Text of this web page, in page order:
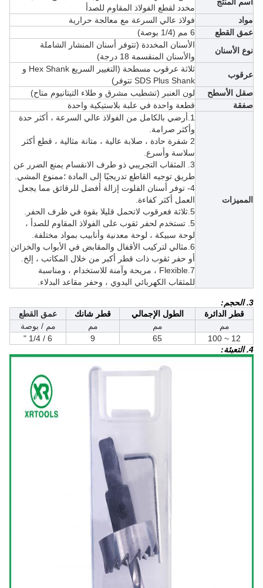
مخدد لقطع الفولاذ المقاوم للصدأ
مواد
فولاذ عالي السرعة مع معالجة حرارية
عمق القطع
نوع الأسنان
الأسنان المخددة (تتوفر أسنان المنشار الشاملة
والأسنان المنقسمة 18 درجة)
عرقوب
ثلاثة عرقوب مسطحة (
التغيير السريع Hex Shank و
SDS Plus Shank تتوفر)
صقل الأسطح
لون العنبر (تشطيب مشرق وطلاء التيتانيوم متاح)
صفقة
قطعة واحدة في علبة بلاستيكية واحدة
المميزات
1.أرضي بالكامل من الفولاذ عالي السرعة ، أكثر حدة
وأكثر صرامة.
2 شفرة حادة ، صلابة عالية ، متانة مثالية ، قطع أكثر
سلاسة وأسرع.
3. المثقاب التجريبي ذو طرف الانقسام يمنع الضرر عن
طريق توجيه القاطع تدريجيًا إلى المادة ؛ممنوع المشي.
4- توفر أسنان الفلوت إزالة أفضل للرقائق مما يجعل
العمل أكثر كفاءة.
5. ثلاثة ف عرقوب لاتحمل قليلا بقوة في ظرف الحفر.
5. تستخدم لحفر ثقوب على الفولاذ المقاوم للصدأ ،
لوحة سبيكة ، لوحة معدنية وأنابيب بمواد مختلفة.
مثالي لتركيب الأقفال والمقابض في الأبواب والخزائن
أو حفر ثقوب ذات قطر أكبر من خلال المكاتب ، إلخ.
7.Flexible ، مريحة وآمنة للاستخدام ، ومناسبة
للمثقاب الكهربائي اليدوي ، وحفر مقاعد البدلاء.
3. الحجم:
قطر الدائرة
الطول الإجمالي قطر شانك
عمق القطع
مم
مم مم
مم / بوصة
12 ~ 100
65
4. التعبئة: